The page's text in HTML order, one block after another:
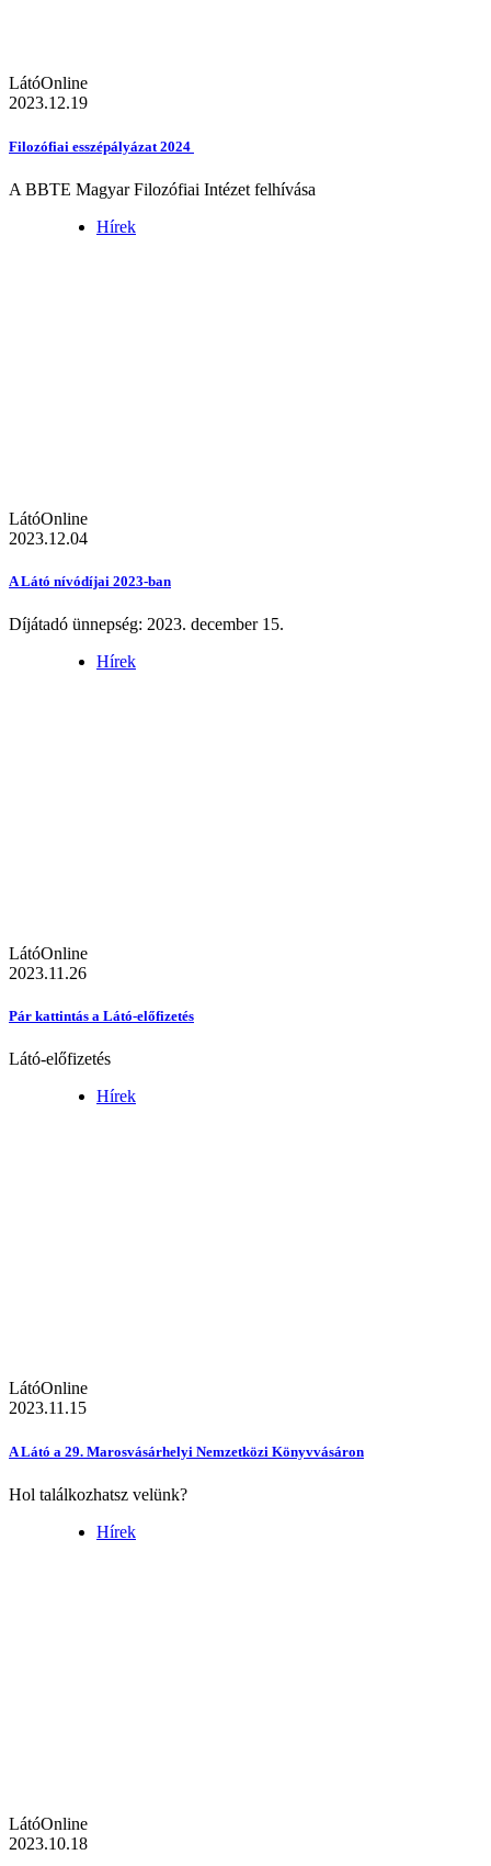
LátóOnline
2023.12.19
Filozófiai esszépályázat 2024
A BBTE Magyar Filozófiai Intézet felhívása
Hírek
LátóOnline
2023.12.04
A Látó nívódíjai 2023-ban
Díjátadó ünnepség: 2023. december 15.
Hírek
LátóOnline
2023.11.26
Pár kattintás a Látó-előfizetés
Látó-előfizetés
Hírek
LátóOnline
2023.11.15
A Látó a 29. Marosvásárhelyi Nemzetközi Könyvvásáron
Hol találkozhatsz velünk?
Hírek
LátóOnline
2023.10.18